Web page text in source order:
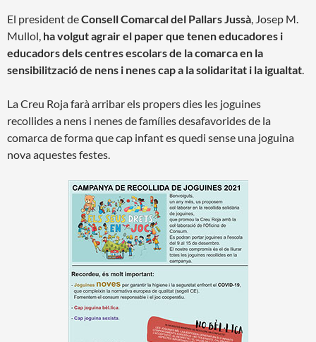
El president deConsell Comarcal del Pallars Jussà, Josep M.
Mullol, ha volgut agrair el paper que tenen educadores i
educadors dels centres escolars de la comarca en la
sensibilització de nens i nenes cap a la solidaritat i la igualtat.
La Creu Roja farà arribar els propers dies les joguines
recollides a nens i nenes de famílies desafavorides de la
comarca de forma que cap infant es quedi sense una joguina
nova aquestes festes.